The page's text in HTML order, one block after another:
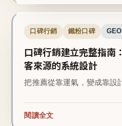
口碑行銷 鐵粉口碑 GEO
口碑行銷建立完整指南
客來源的系統設計
把推薦從靠運氣，變成靠設
閱讀全文